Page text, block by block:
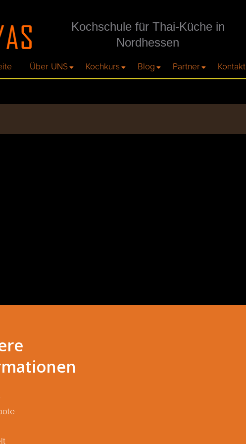
Kochschule für Thai-Küche in
Nordhessen
Über UNS Kochkurs Blog Partner Kontakt